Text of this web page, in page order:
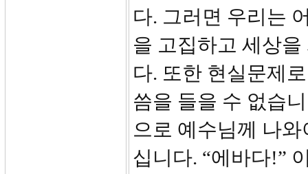
다. 그러면 우리는
을 고집하고 세상
다. 또한 현실문제
씀을 들을 수 없습
으로 예수님께 나
십니다. “에바다!”